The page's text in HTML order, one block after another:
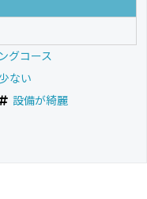
グコース
ない
設備が綺麗